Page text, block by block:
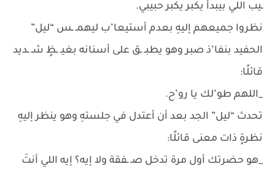
ـيب اللي بيبدأ يكبر يكبر حبيبي.
نظروا جميعهم إليهِ بعدم أستيعا’ب ليهمـ ـس “ليل”
الحفيد بنفا’ذ صبر وهو يطبـ ـق على أسنانه بغيـ ـظٍ شـ ـديد
قائلًا:
_اللهم طو’لك يا رو’ح.
تحدث “ليل” الجد بعد أن أعتدل في جلستهِ وهو ينظر إليهِ
نظرةٍ ذات معنى قائلًا:
_هو حضرتك أول مرة تدخل صـ ـفقة ولا إيه؟ إيه اللي أنتَ